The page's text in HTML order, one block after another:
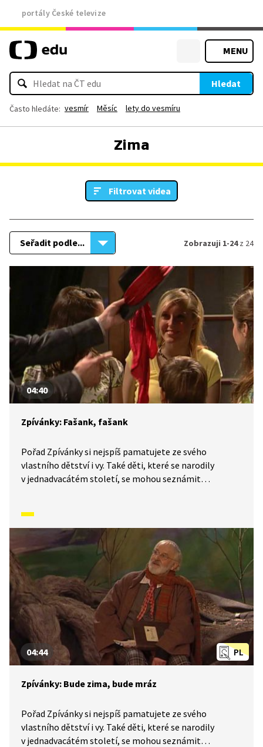
portály České televize
MENU
Hledat
Často hledáte: vesmír Měsíc lety do vesmíru
Zima
Filtrovat videa
Seřadit podle... Zobrazuji 1-24z 24
04:40
Zpívánky: Fašank, fašank
Pořad Zpívánky si nejspíš pamatujete ze svého
vlastního dětství i vy. Také děti, které se narodily
v jednadvacátém století, se mohou seznámit
představíme písničky i dobový kontext, ve kterém
vznikly. V tomto díle se naučíme Fašank, fašank.
PL
04:44
Zpívánky: Bude zima, bude mráz
Pořad Zpívánky si nejspíš pamatujete ze svého
vlastního dětství i vy. Také děti, které se narodily
v jednadvacátém století, se mohou seznámit